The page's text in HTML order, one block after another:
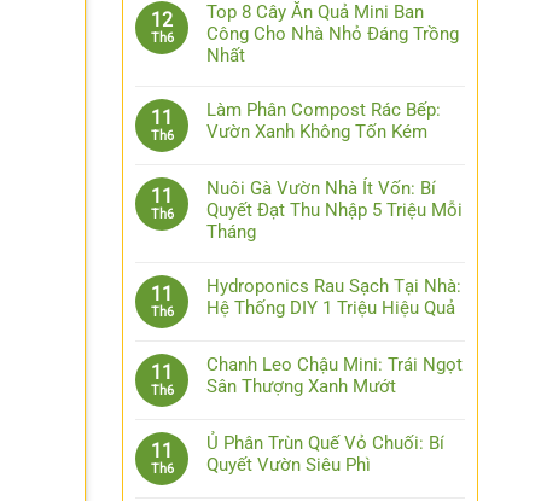
12
Th6
Top 8 Cây Ăn Quả Mini Ban
Công Cho Nhà Nhỏ Đáng Trồng
Nhất
11
Th6
Làm Phân Compost Rác Bếp:
Vườn Xanh Không Tốn Kém
11
Th6
Nuôi Gà Vườn Nhà Ít Vốn: Bí
Quyết Đạt Thu Nhập 5 Triệu Mỗi
Tháng
11
Th6
Hydroponics Rau Sạch Tại Nhà:
Hệ Thống DIY 1 Triệu Hiệu Quả
11
Th6
Chanh Leo Chậu Mini: Trái Ngọt
Sân Thượng Xanh Mướt
11
Th6
Ủ Phân Trùn Quế Vỏ Chuối: Bí
Quyết Vườn Siêu Phì